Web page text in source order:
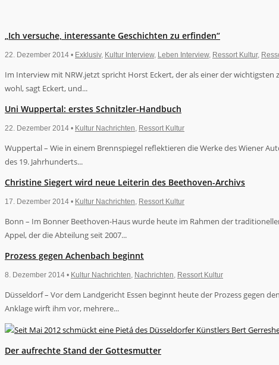
„Ich versuche, interessante Geschichten zu erfinden“
22. Dezember 2014 • Exklusiv, Kultur Interview, Leben Interview, Ressort Kultur,
Im Interview mit NRW.jetzt spricht Horst Eckert, der als einer der
wohl, sagt Eckert, und...
Uni Wuppertal: erstes Schnitzler-Handbuch
22. Dezember 2014 • Kultur Nachrichten, Ressort Kultur
Wuppertal – Wie in einem Brennspiegel reflektieren die Werke des Wiener
des 19. Jahrhunderts...
Christine Siegert wird neue Leiterin des Beethoven-Archivs
17. Dezember 2014 • Kultur Nachrichten, Ressort Kultur
Bonn – Im Bonner Beethoven-Haus wurde heute im Rahmen der
Appel, der die Abteilung seit 2007...
Prozess gegen Achenbach beginnt
8. Dezember 2014 • Kultur Nachrichten, Nachrichten, Ressort Kultur
Düsseldorf – Vor dem Landgericht Essen beginnt heute der Prozess gegen
Anklage wirft ihm vor, mehrere...
Der aufrechte Stand der Gottesmutter